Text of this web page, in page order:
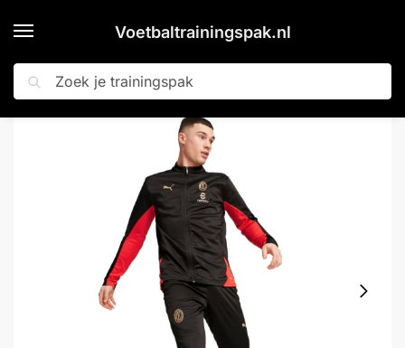
Voetbaltrainingspak.nl
Zoeken
Home » Shop » PUMA AC Milan Trainingspak Full-Zip 2024-2025 Zwart Rood